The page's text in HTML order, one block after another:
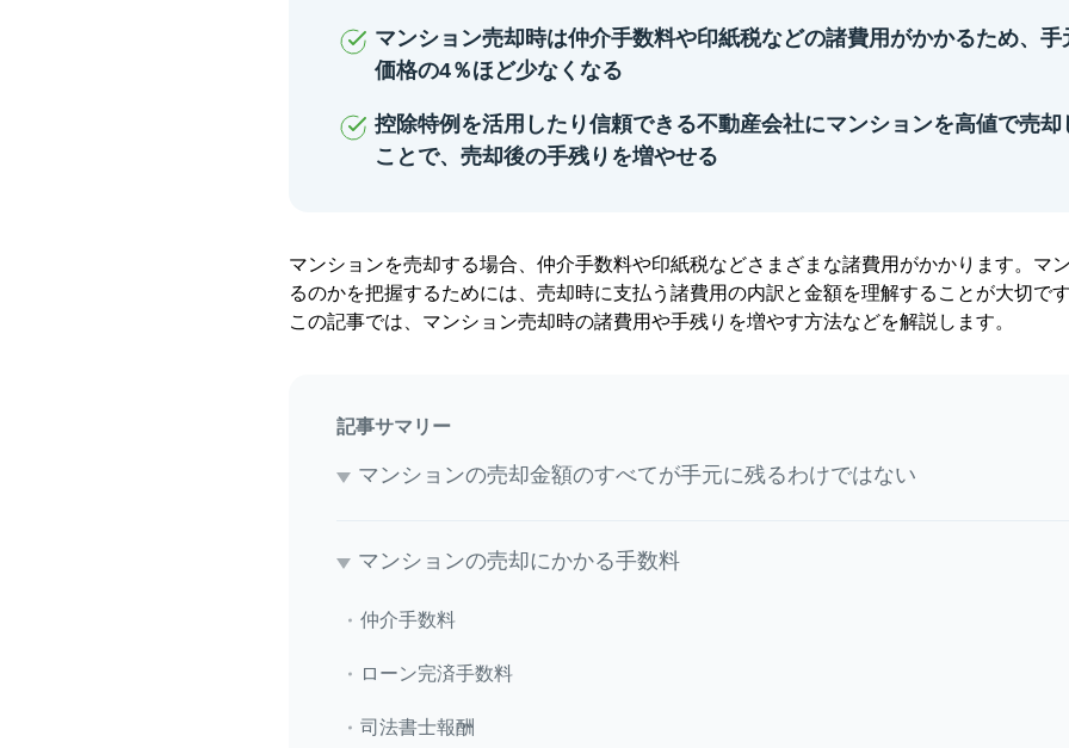
マンション売却時は仲介手数料や印紙税などの諸費用がかかるため、
価格の4％ほど少なくなる
控除特例を活用したり信頼できる不動産会社にマンションを高値で売
ことで、売却後の手残りを増やせる
マンションを売却する場合、仲介手数料や印紙税などさまざまな諸費用がかかります。マ
るのかを把握するためには、売却時に支払う諸費用の内訳と金額を理解することが大切で
この記事では、マンション売却時の諸費用や手残りを増やす方法などを解説します。
記事サマリー
マンションの売却金額のすべてが手元に残るわけではない
マンションの売却にかかる手数料
仲介手数料
ローン完済手数料
司法書士報酬